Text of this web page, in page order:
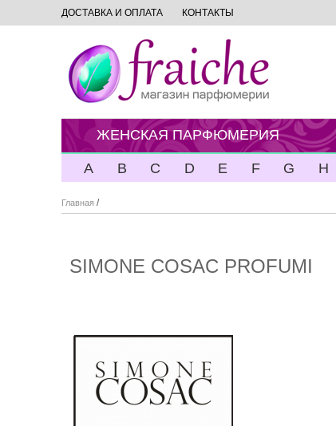
ДОСТАВКА И ОПЛАТА КОНТАКТЫ
ЖЕНСКАЯ ПАРФЮМЕРИЯ
A B C D E F G H
Главная /
SIMONE COSAC PROFUMI